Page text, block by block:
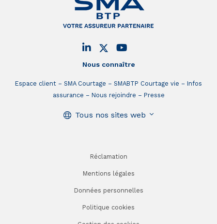
Nous connaître
Espace client SMA Courtage SMABTP Courtage vie
Infos
assurance
Nous rejoindre Presse
Tous nos sites web
Réclamation
Mentions légales
Données personnelles
Politique cookies